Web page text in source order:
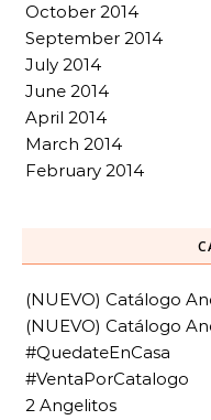
October 2014
September 2014
July 2014
June 2014
April 2014
March 2014
February 2014
(NUEVO) Catálogo
(NUEVO) Catálogo
#QuedateEnCasa
#VentaPorCatalogo
2 Angelitos